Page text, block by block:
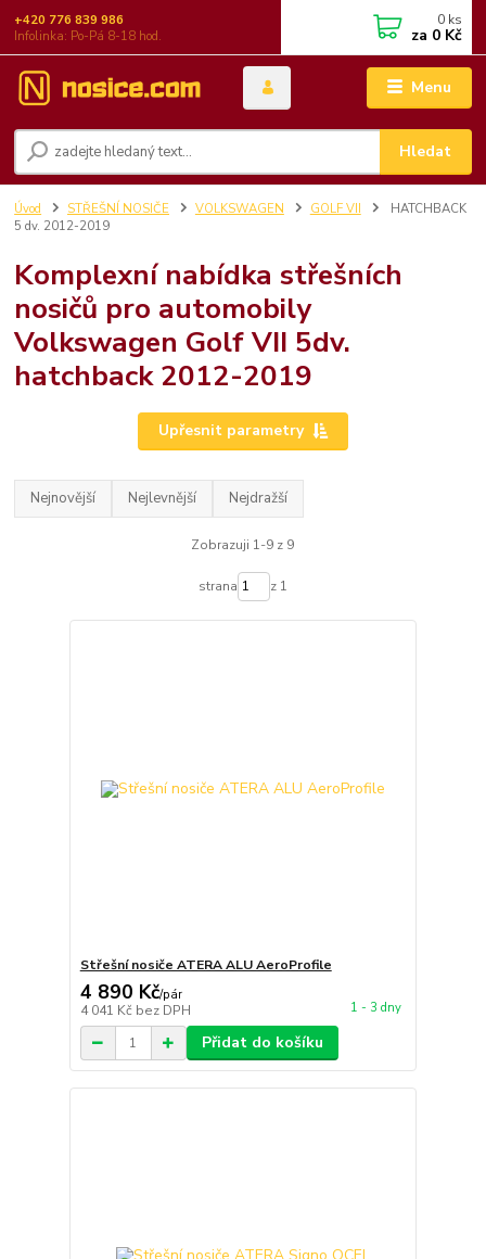
Menu
Hledat
+420 776 839 986
Infolinka: Po-Pá 8-18 hod.
0 ks
za 0 Kč
Úvod STŘEŠNÍ NOSIČE VOLKSWAGEN GOLF VII
HATCHBACK
5 dv. 2012-2019
Komplexní nabídka střešních
nosičů pro automobily
Volkswagen Golf VII 5dv.
hatchback 2012-2019
Upřesnit parametry
Nejnovější Nejlevnější Nejdražší
Zobrazuji 1-9 z 9
strana z 1
Střešní nosiče ATERA ALU AeroProfile
4 890 Kč/pár
4 041 Kč bez DPH 1 - 3 dny
Přidat do košíku